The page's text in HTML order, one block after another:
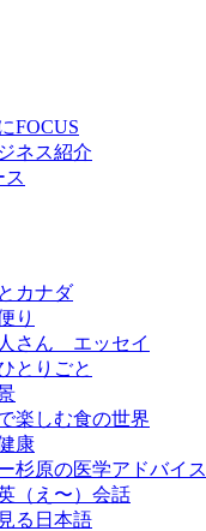
FOCUS
ネス紹介
ス
カナダ
り
さん エッセイ
とりごと
楽しむ食の世界
康
杉原の医学アドバイス
（え〜）会話
る日本語